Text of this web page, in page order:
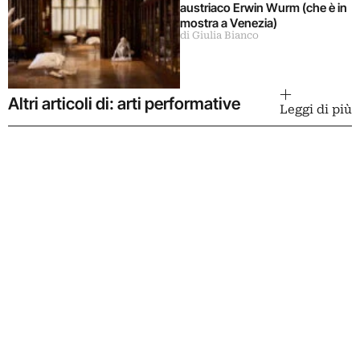
austriaco Erwin Wurm (che è in
mostra a Venezia)
di Giulia Bianco
Altri articoli di: arti performative Leggi di più